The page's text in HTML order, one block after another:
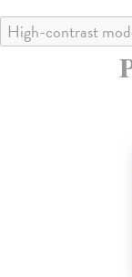
High-contrast